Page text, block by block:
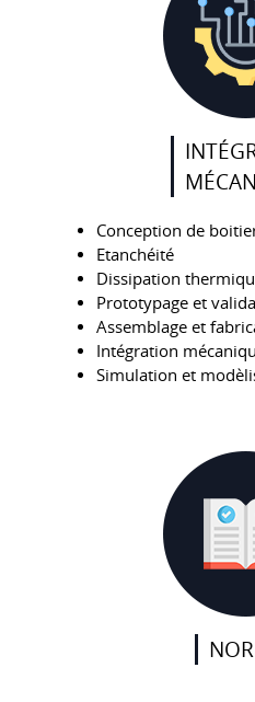
Conception de
Etanchéité
Dissipation
Prototypage et
Assemblage et
Intégration
Simulation et